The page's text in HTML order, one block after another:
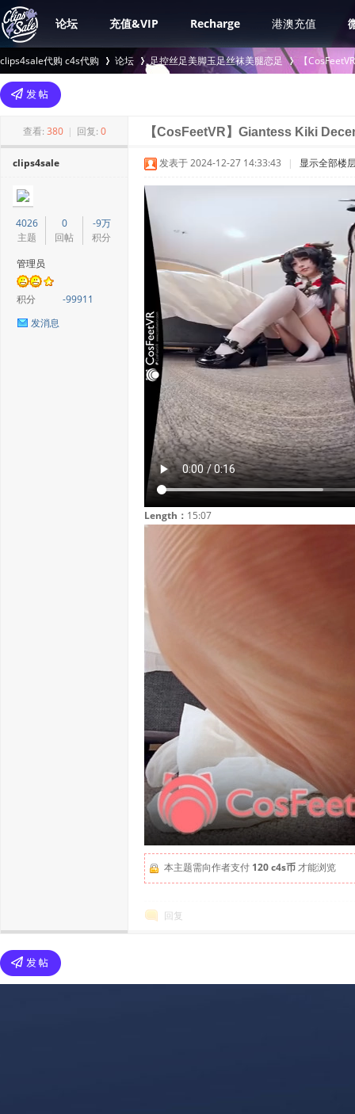
论坛 充值&VIP Recharge 港澳充值
clips4sale代购 c4s代购
>
论坛 足控丝足美脚玉足丝袜美腿恋足
›
【
查看: 380 | 回复: 0 【CosFeetVR】Giantess Kiki
clips4sale
4026
主题
0
回帖
-9万
积分
管理员
积分
-99911
发消息
发表于 2024-12-27 14:33:43 | 显示全部楼
Length： 15:07
本主题需向作者支付 120 c4s币才能浏览
回复